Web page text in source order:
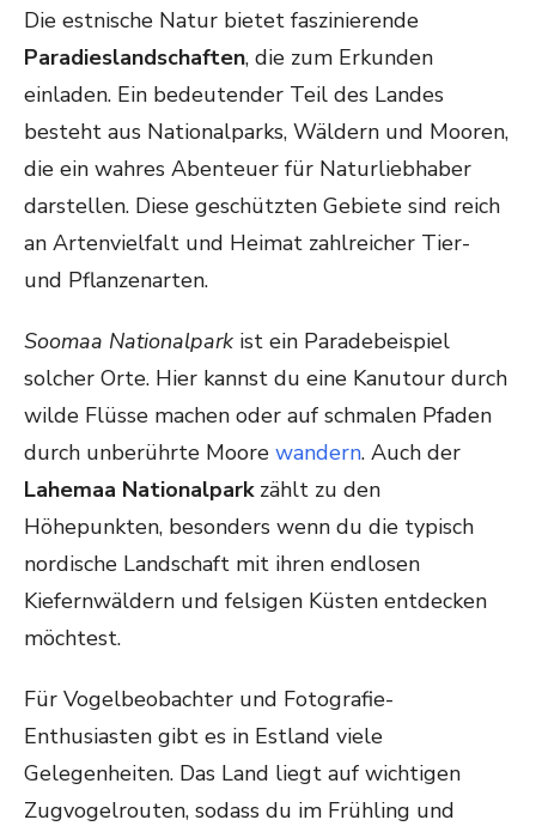
Die estnische Natur bietet faszinierende
Paradieslandschaften, die zum Erkunden
einladen. Ein bedeutender Teil des Landes
besteht aus Nationalparks, Wäldern und Mooren,
die ein wahres Abenteuer für Naturliebhaber
darstellen. Diese geschützten Gebiete sind reich
an Artenvielfalt und Heimat zahlreicher Tier-
und Pflanzenarten.
Soomaa Nationalpark ist ein Paradebeispiel
solcher Orte. Hier kannst du eine Kanutour durch
wilde Flüsse machen oder auf schmalen Pfaden
durch unberührte Moore wandern. Auch der
Lahemaa Nationalparkzählt zu den
Höhepunkten, besonders wenn du die typisch
nordische Landschaft mit ihren endlosen
Kiefernwäldern und felsigen Küsten entdecken
möchtest.
Für Vogelbeobachter und Fotografie-
Enthusiasten gibt es in Estland viele
Gelegenheiten. Das Land liegt auf wichtigen
Zugvogelrouten, sodass du im Frühling und